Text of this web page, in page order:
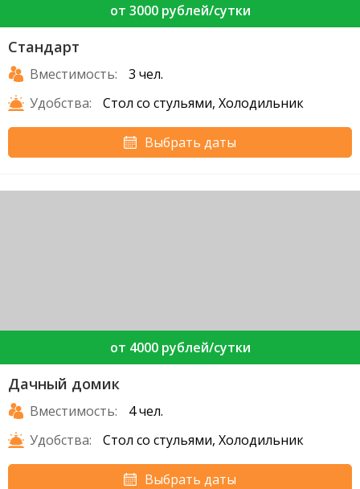
от 3000 рублей/сутки
Стандарт
Вместимость:
3 чел.
Удобства:
Стол со стульями, Холодильник
Выбрать даты
от 4000 рублей/сутки
Дачный домик
Вместимость:
4 чел.
Удобства:
Стол со стульями, Холодильник
Выбрать даты